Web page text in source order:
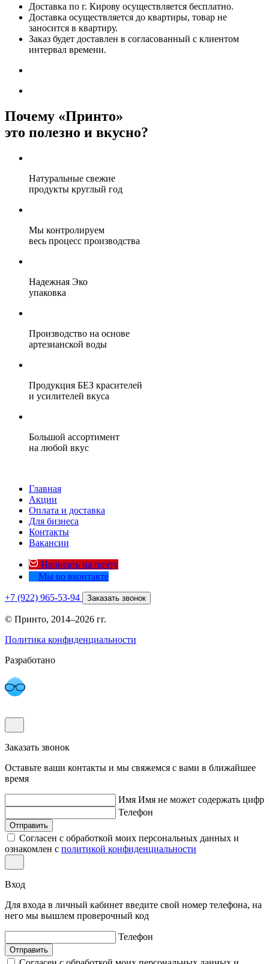
Доставка по г. Кирову осуществляется бесплатно.
Доставка осуществляется до квартиры, товар не
заносится в квартиру.
Заказ будет доставлен в согласованный с клиентом
интервал времени.
Почему «Принто»
это полезно и вкусно?
Натуральные свежие
продукты круглый год
Мы контролируем
весь процесс производства
Надежная Эко
упаковка
Производство на основе
артезианской воды
Продукция БЕЗ красителей
и усилителей вкуса
Большой ассортимент
на любой вкус
Главная
Акции
Оплата и доставка
Для бизнеса
Контакты
Вакансии
Написать на почту
Мы во вконтакте
+7 (922) 965-53-94 Заказать звонок
© Принто, 2014–2026 гг.
Политика конфиденциальности
Разработано
Заказать звонок
Оставьте ваши контакты и мы свяжемся с вами в ближайшее
время
Имя Имя не может содержать цифр
Телефон
Отправить
Согласен с обработкой моих персональных данных и
ознакомлен с политикой конфиденциальности
Вход
Для входа в личный кабинет введите свой номер телефона, на
него мы вышлем проверочный код
Телефон
Отправить